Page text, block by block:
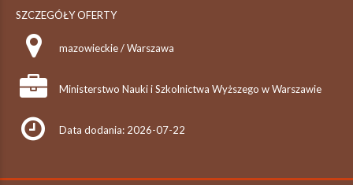
SZCZEGÓŁY OFERTY
mazowieckie / Warszawa
Ministerstwo Nauki i Szkolnictwa Wyższego w Warszawie
Data dodania: 2026-07-22